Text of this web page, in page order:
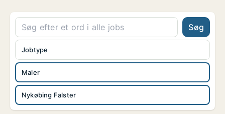
Søg
Maler
Nykøbing Falster
Jobtype